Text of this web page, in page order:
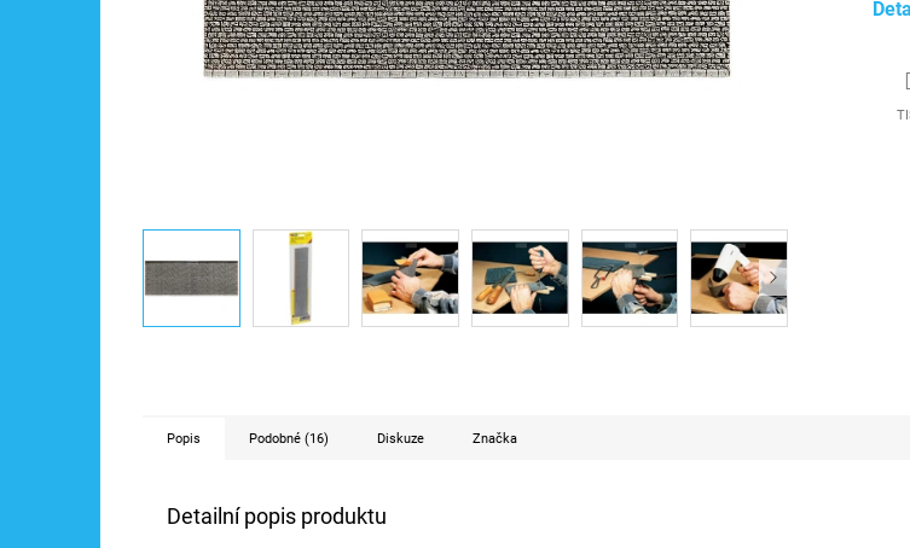
Popis Podobné (16) Diskuze Značka
Detailní popis produktu